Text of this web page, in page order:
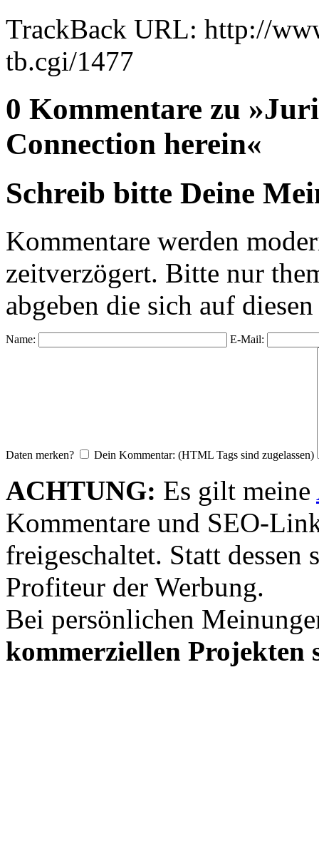
TrackBack URL: http://
tb.cgi/1477
0 Kommentare zu
Connection herein«
Schreib bitte Deine
Kommentare werden
zeitverzögert. Bitte nur
abgeben die sich auf
Name: E-Mail:
Daten merken? Dein Kommentar: (HTML Tags sind zugelassen)
ACHTUNG: Es gilt meine
Kommentare und SEO-
freigeschaltet. Statt dessen
Profiteur der Werbung.
Bei persönlichen
kommerziellen Projekten